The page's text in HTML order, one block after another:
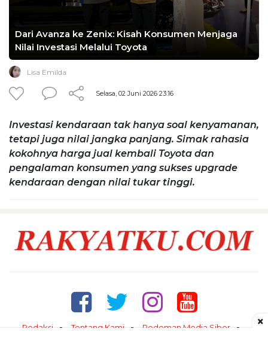
Dari Avanza ke Zenix: Kisah Konsumen Menjaga
Nilai Investasi Melalui Toyota
Lisa Emilda
Selasa, 02 Juni 2026 23:16
Investasi kendaraan tak hanya soal kenyamanan,
tetapi juga nilai jangka panjang. Simak rahasia
kokohnya harga jual kembali Toyota dan
pengalaman konsumen yang sukses upgrade
kendaraan dengan nilai tukar tinggi.
Redaksi Tentang Kami
Pedoman Media Siber
×